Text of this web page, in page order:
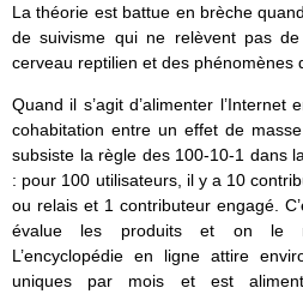
La théorie est battue en brèche
de suivisme qui ne relèvent pas de
cerveau reptilien et des phénomènes
Quand il s’agit d’alimenter
cohabitation entre un effet de
subsiste la règle des 100-10-1 dans
: pour 100 utilisateurs, il y a 10
ou relais et 1 contributeur engagé.
évalue les produits et on le
L’encyclopédie en ligne attire
uniques par mois et est